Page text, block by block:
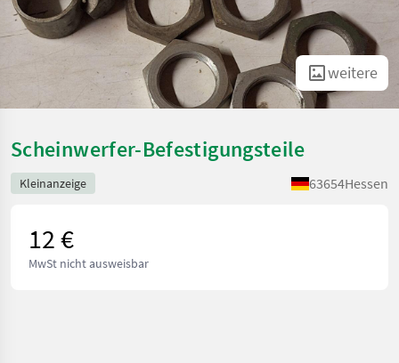
weitere
Scheinwerfer-Befestigungsteile
Kleinanzeige 63654Hessen
12 €
MwSt nicht ausweisbar